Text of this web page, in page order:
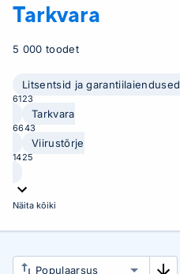
Tarkvara
5 000 toodet
Litsentsid ja garantiilaiendused
6123
Tarkvara
6643
Viirustõrje
1425
Näita kõiki